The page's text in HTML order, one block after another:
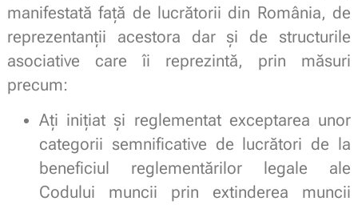
manifestată față de lucrătorii din România, de
reprezentanții acestora dar și de structurile
asociative care îi reprezintă, prin măsuri
precum:
Ați inițiat și reglementat exceptarea unor
categorii semnificative de lucrători de la
beneficiul reglementărilor legale ale
Codului muncii prin extinderea muncii